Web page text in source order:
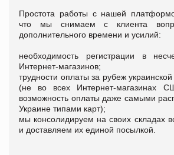
Простота работы с нашей
что мы снимаем с клиента
дополнительного времени и усилий:
необходимость регистрации в
Интернет-магазинов;
трудности оплаты за рубеж
(не во всех Интернет-магазинах
возможность оплаты даже самыми
Украине типами карт);
мы консолидируем на своих складах
и доставляем их единой посылкой.